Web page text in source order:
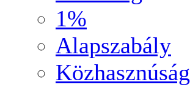
1%
Alapszabály
Közhasznúság